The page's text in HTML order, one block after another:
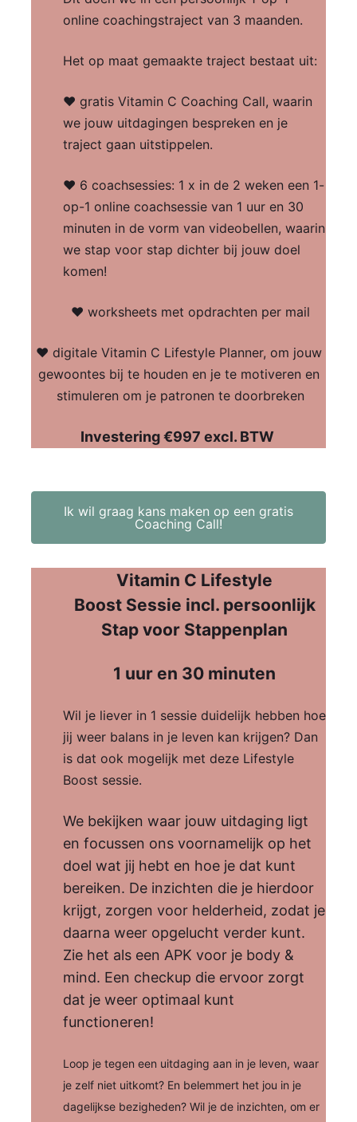
online coachingstraject van 3 maanden.
Het op maat gemaakte traject bestaat uit:
♥ gratis Vitamin C Coaching Call, waarin
we jouw uitdagingen bespreken en je
traject gaan uitstippelen.
♥ 6 coachsessies: 1 x in de 2 weken een 1-
op-1 online coachsessie van 1 uur en 30
minuten in de vorm van videobellen, waarin
we stap voor stap dichter bij jouw doel
komen!
♥ worksheets met opdrachten per mail
♥ digitale Vitamin C Lifestyle Planner, om jouw
gewoontes bij te houden en je te motiveren en
stimuleren om je patronen te doorbreken
Investering€997 excl. BTW
Ik wil graag kans maken op een gratis
Coaching Call!
Vitamin C Lifestyle
BoostSessie incl. persoonlijk
Stap voor Stappenplan
1 uur en 30 minuten
Wil je liever in 1 sessie duidelijk hebben hoe
jij weer balans in je leven kan krijgen? Dan
is dat ook mogelijk met deze Lifestyle
Boost sessie.
We bekijken waar jouw uitdaging ligt
en focussen ons voornamelijk op het
doel wat jij hebt en hoe je dat kunt
bereiken. De inzichten die je hierdoor
krijgt, zorgen voor helderheid, zodat je
daarna weer opgelucht verder kunt.
Zie het als een APK voor je body &
mind. Een checkup die ervoor zorgt
dat je weer optimaal kunt
functioneren!
Loop je tegen een uitdaging aan in je leven, waar
je zelf niet uitkomt? En belemmert het jou in je
dagelijkse bezigheden? Wil je de inzichten, om er